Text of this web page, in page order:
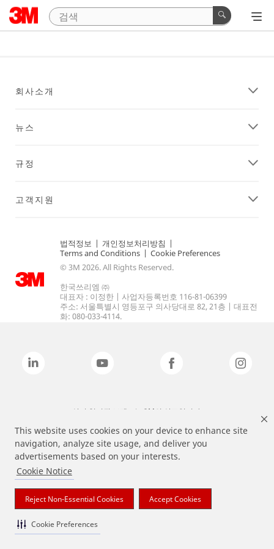
This website uses cookies on your device to enhance site
navigation, analyze site usage, and deliver you
advertisements based on your interests.
Cookie Notice
Reject Non-Essential Cookies Accept Cookies
Cookie Preferences
회사소개
뉴스
규정
고객지원
법적정보 | 개인정보처리방침 |
Terms and Conditions | Cookie Preferences
© 3M 2026. All Rights Reserved.
한국쓰리엠 ㈜
대표자 : 이정한 | 사업자등록번호 116-81-06399
주소: 서울특별시 영등포구 의사당대로 82, 21층 | 대표전
화: 080-033-4114.
상기 열거된 브랜드는 3M의 상표입니다.